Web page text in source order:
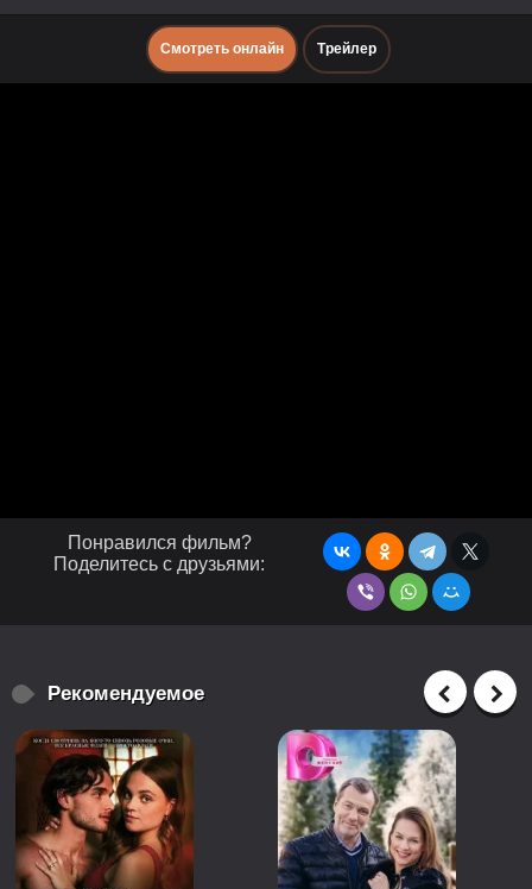
Смотреть онлайн Трейлер
Понравился фильм?
Поделитесь с друзьями:
Рекомендуемое